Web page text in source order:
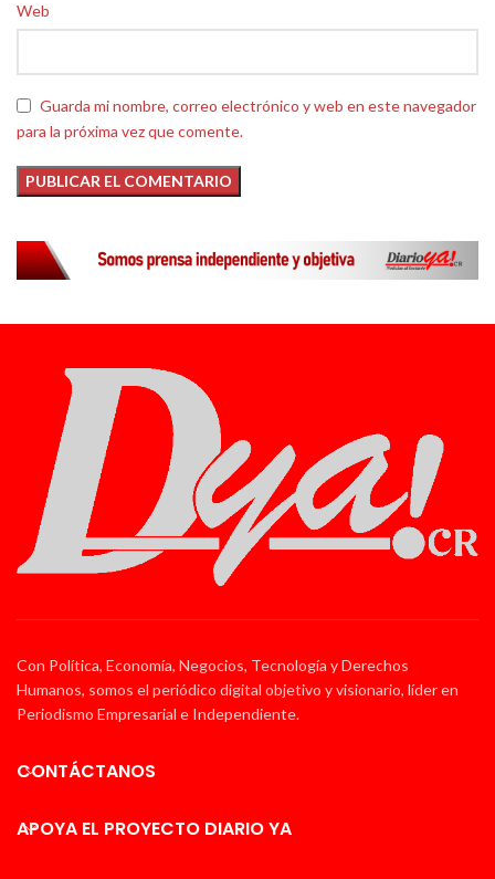
Web
Guarda mi nombre, correo electrónico y web en este navegador
para la próxima vez que comente.
Con Política, Economía, Negocios, Tecnología y Derechos
Humanos, somos el periódico digital objetivo y visionario, líder en
Periodismo Empresarial e Independiente.
CONTÁCTANOS
APOYA EL PROYECTO DIARIO YA